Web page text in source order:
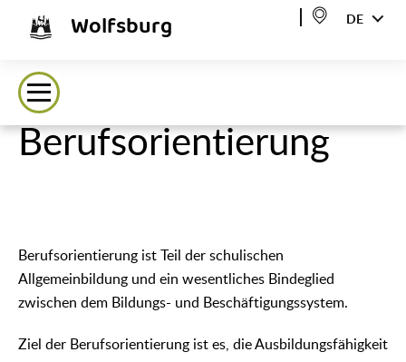
Wolfsburg DE
Berufsorientierung
Berufsorientierung ist Teil der schulischen
Allgemeinbildung und ein wesentliches Bindeglied
zwischen dem Bildungs- und Beschäftigungssystem.
Ziel der Berufsorientierung ist es, die Ausbildungsfähigkeit